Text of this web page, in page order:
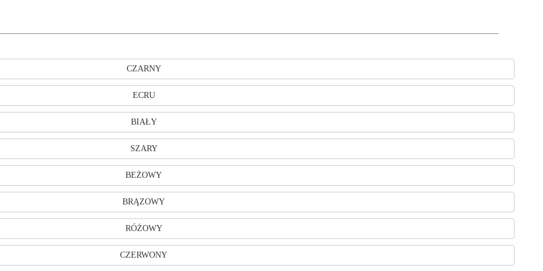
CZARNY
ECRU
BIAŁY
SZARY
BEŻOWY
BRĄZOWY
RÓŻOWY
CZERWONY